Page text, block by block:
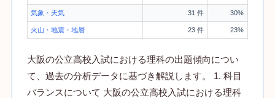
気象・天気 31 件 30%
火山・地震・地層 23 件 23%
大阪の公立高校入試における理科の出題傾向につい
て、過去の分析データに基づき解説します。 1. 科目
バランスについて 大阪の公立高校入試における理科